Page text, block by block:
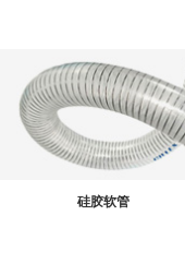
硅胶软管